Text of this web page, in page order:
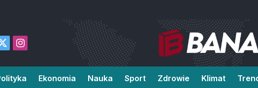
X
Instagram
Ekonomia Nauka Sport Zdrowie Klimat